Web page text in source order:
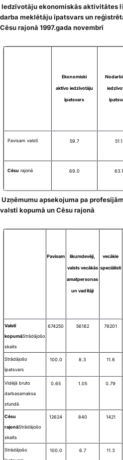
Iedzīvotāju ekonomiskās aktivitātes
darba meklētāju īpatsvars un
Cēsu rajonā 1997.gada novembrī
Ekonomiski
aktīvo iedzīvotāju
īpatsvars
Pavisam valstī 59.7 51.1
Cēsu rajonā 69.0 63.1
Uzņēmumu apsekojuma pa
valstī kopumā un Cēsu rajonā
Pavisam likumdevēji,
valsts vecākās
amatpersonas
un vadītāji
vecākie
speciālisti
Valstī
kopumāStrādājošo
skaits
674250 56182 78201
Strādājošo
īpatsvars
100.0 8.3 11.6
Vidējā bruto
darbasamaksa
stundā
0.65 1.05 0.79
Cēsu
rajonāStrādājošo
skaits
12624 840 1421
Strādājošo
100.0 6.7 11.3